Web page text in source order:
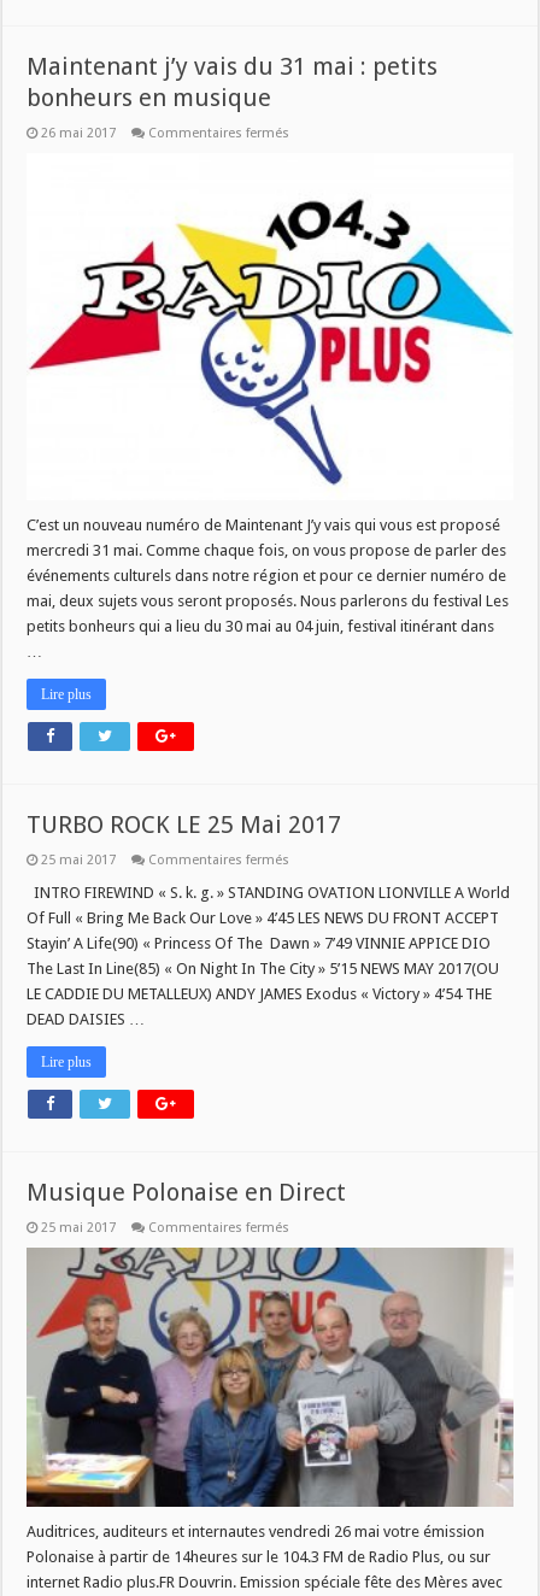
Maintenant j’y vais du 31 mai : petits
bonheurs en musique
26 mai 2017 Commentaires fermés
31
mai
:
bonheurs
en
musique
C’est un nouveau numéro de Maintenant J’y vais qui vous est proposé
mercredi 31 mai. Comme chaque fois, on vous propose de parler des
événements culturels dans notre région et pour ce dernier numéro de
mai, deux sujets vous seront proposés. Nous parlerons du festival Les
petits bonheurs qui a lieu du 30 mai au 04 juin, festival itinérant dans
…
Lire plus
TURBO ROCK LE 25 Mai 2017
25 mai 2017 Commentaires fermés
ROCK
25
Mai
2017
INTRO FIREWIND « S. k. g. » STANDING OVATION LIONVILLE A World
Of Full « Bring Me Back Our Love » 4’45 LES NEWS DU FRONT ACCEPT
Stayin’ A Life(90) « Princess Of The Dawn » 7’49 VINNIE APPICE DIO
The Last In Line(85) « On Night In The City » 5’15 NEWS MAY 2017(OU
LE CADDIE DU METALLEUX) ANDY JAMES Exodus « Victory » 4’54 THE
DEAD DAISIES …
Lire plus
Musique Polonaise en Direct
25 mai 2017 Commentaires fermés
Polonaise
en
Direct
Auditrices, auditeurs et internautes vendredi 26 mai votre émission
Polonaise à partir de 14heures sur le 104.3 FM de Radio Plus, ou sur
internet Radio plus.FR Douvrin. Emission spéciale fête des Mères avec